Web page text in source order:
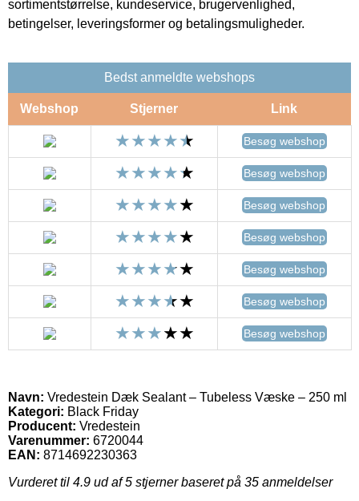
sortimentstørrelse, kundeservice, brugervenlighed,
betingelser, leveringsformer og betalingsmuligheder.
Bedst anmeldte webshops
Webshop Stjerner Link
Besøg webshop
Besøg webshop
Besøg webshop
Besøg webshop
Besøg webshop
Besøg webshop
Besøg webshop
Navn: Vredestein Dæk Sealant – Tubeless Væske – 250 ml
Kategori: Black Friday
Producent: Vredestein
Varenummer: 6720044
EAN: 8714692230363
Vurderet til 4.9 ud af 5 stjerner baseret på 35 anmeldelser